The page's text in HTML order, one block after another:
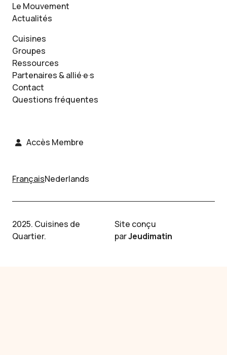
Le Mouvement
Actualités
Cuisines
Groupes
Ressources
Partenaires & allié·e·s
Contact
Questions fréquentes
Accès Membre
FrançaisNederlands
2025. Cuisines de
Quartier.
Site conçu
parJeudimatin